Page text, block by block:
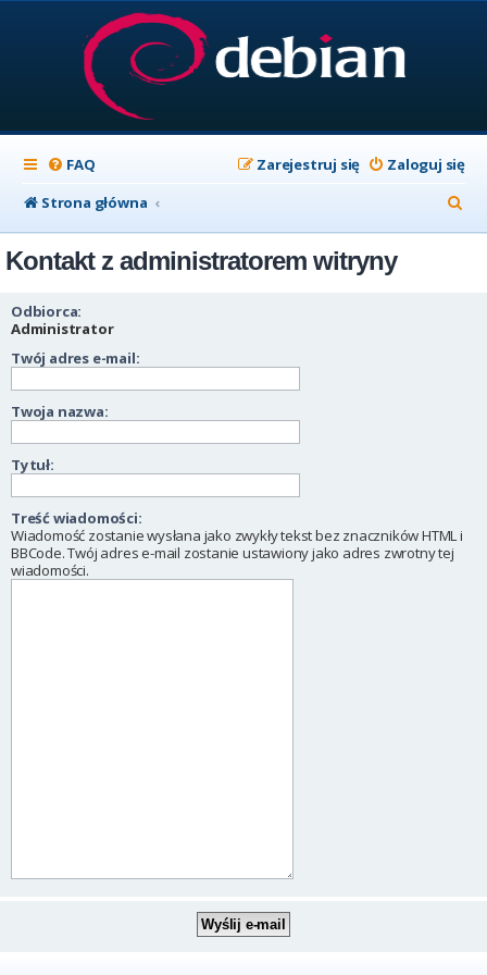
FAQ Zaloguj się
Zarejestruj się
Strona główna
z
Kontakt z administratorem witryny
Odbiorca:
Administrator
Twój adres e-mail:
Twoja nazwa:
Tytuł:
Treść wiadomości:
Wiadomość zostanie wysłana jako zwykły tekst bez znaczników HTML i
BBCode. Twój adres e-mail zostanie ustawiony jako adres zwrotny tej
wiadomości.